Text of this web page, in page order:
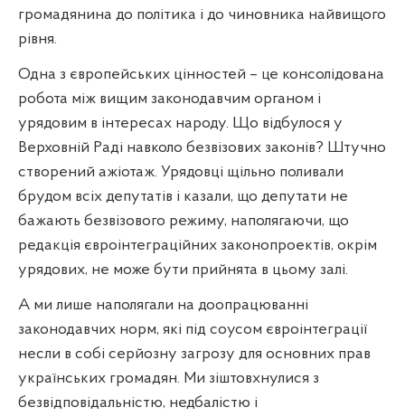
громадянина до політика і до чиновника найвищого
рівня.
Одна з європейських цінностей – це консолідована
робота між вищим законодавчим органом і
урядовим в інтересах народу. Що відбулося у
Верховній Раді навколо безвізових законів? Штучно
створений ажіотаж. Урядовці щільно поливали
брудом всіх депутатів і казали, що депутати не
бажають безвізового режиму, наполягаючи, що
редакція євроінтеграційних законопроектів, окрім
урядових, не може бути прийнята в цьому залі.
А ми лише наполягали на доопрацюванні
законодавчих норм, які під соусом євроінтеграції
несли в собі серйозну загрозу для основних прав
українських громадян. Ми зіштовхнулися з
безвідповідальністю, недбалістю і